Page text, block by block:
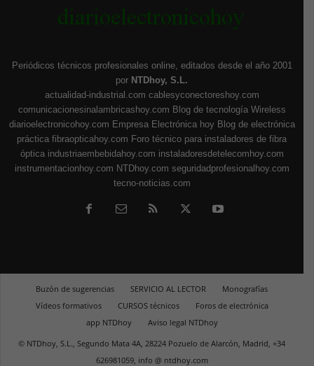
Periódicos técnicos profesionales online, editados desde el año 2001
por NTDhoy, S.L.
actualidad-industrial.com cablesyconectoreshoy.com
comunicacionesinalambricashoy.com Blog de tecnología Wireless
diarioelectronicohoy.com Empresa Electrónica hoy Blog de electrónica
práctica fibraopticahoy.com Foro técnico para instaladores de fibra
óptica industriaembebidahoy.com instaladoresdetelecomhoy.com
instrumentacionhoy.com NTDhoy.com seguridadprofesionalhoy.com
tecno-noticias.com
Buzón de sugerencias SERVICIO AL LECTOR
Monografías
Vídeos formativos
CURSOS técnicos
Foros de electrónica
app NTDhoy
Aviso legal NTDhoy
© NTDhoy, S.L., Segundo Mata 4A, 28224 Pozuelo de Alarcón, Madrid, +34
626981059, info @ ntdhoy.com